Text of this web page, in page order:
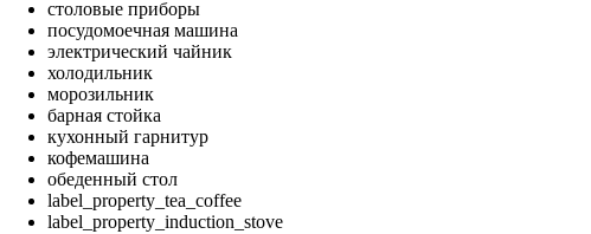
столовые приборы
посудомоечная машина
электрический чайник
холодильник
морозильник
барная стойка
кухонный гарнитур
кофемашина
обеденный стол
label_property_tea_coffee
label_property_induction_stove